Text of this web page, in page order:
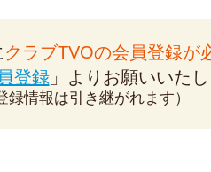
クラブTVOの会員登録が
登録」より お願いいたし
録情報は引き継がれます）